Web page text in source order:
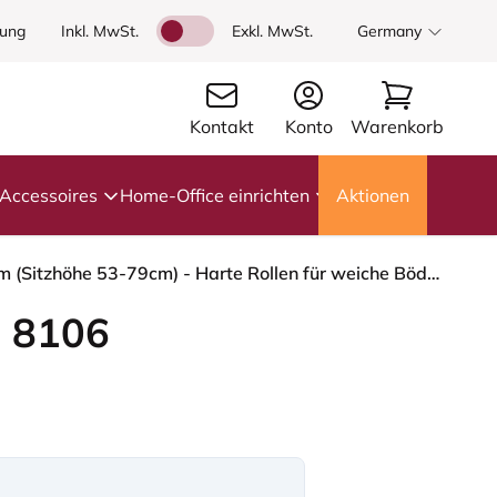
Inkl. MwSt. Exkl. MwSt. Germany
Kontakt Konto Warenkorb
Accessoires Home-Office einrichten Aktionen
HÅG Capisco 8106 - Select (Gabriel) - Wolle / Polyamid - SC61184 - Light brown - Silber - 265 mm (Sitzhöhe 53-79cm) - Harte Rollen für weiche Böden
8106